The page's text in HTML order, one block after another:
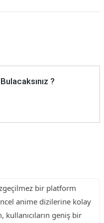
?
bir platform
anime dizilerine kolay
geniş bir